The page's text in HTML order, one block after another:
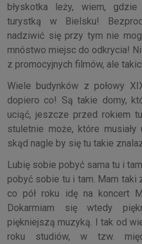
błyskotka leży, wiem,
turystką w Bielsku!
nadziwić się przy tym nie
mnóstwo miejsc do odkrycia!
z promocyjnych filmów, ale
Wiele budynków z połowy
dopiero co! Są takie domy,
uciąć, jeszcze przed rokiem
stuletnie może, które
skąd nagle by się tu takie
Lubię sobie pobyć sama tu i
pobyć sobie tu i tam. Mam taki
co pół roku idę na koncert
Dokarmiam się wtedy
piękniejszą muzyką. I tak od
roku studiów, w tzw.